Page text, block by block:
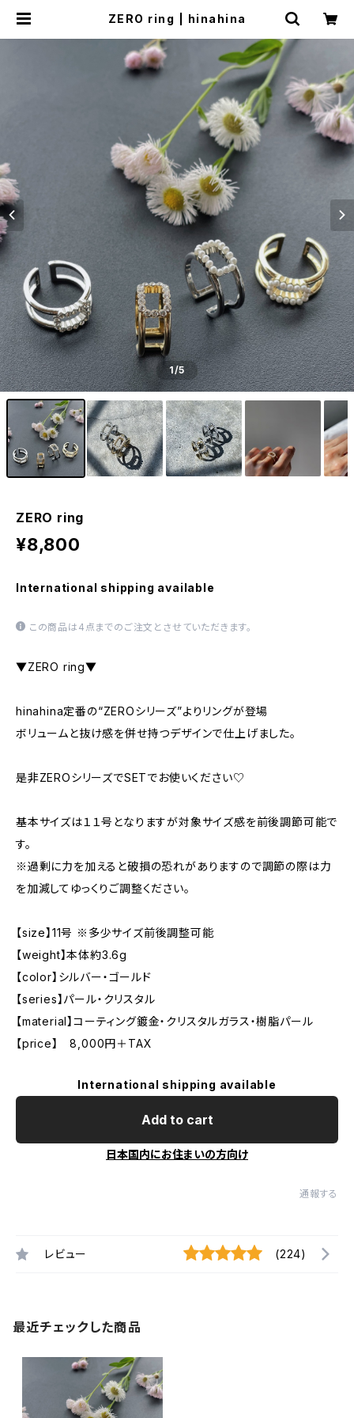
ZERO ring | hinahina
1/5
ZERO ring
¥8,800
International shipping available
この商品は4点までのご注文とさせていただきます。
▼ZERO ring▼
hinahina定番の“ZEROシリーズ”よりリングが登場
ボリュームと抜け感を併せ持つデザインで仕上げました。
是非ZEROシリーズでSETでお使いください♡
基本サイズは１１号となりますが対象サイズ感を前後調節可能で
す。
※過剰に力を加えると破損の恐れがありますので調節の際は力
を加減してゆっくりご調整ください。
【size】11号 ※多少サイズ前後調整可能
【weight】本体約3.6g
【color】シルバー・ゴールド
【series】パール・クリスタル
【material】コーティング鍍金・クリスタルガラス・樹脂パール
【price】 8,000円＋TAX
International shipping available
Add to cart
日本国内にお住まいの方向け
通報する
レビュー (224)
最近チェックした商品